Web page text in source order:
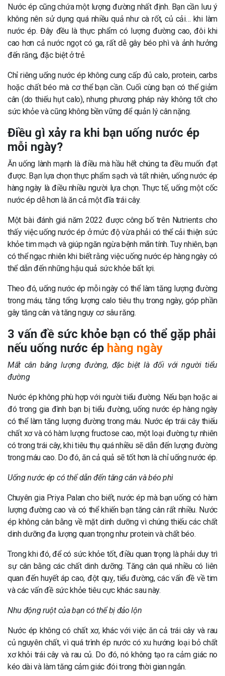
Nước ép cũng chứa một lượng đường nhất định. Bạn cần lưu ý
không nên sử dụng quá nhiều quả như cà rốt, củ cải… khi làm
nước ép. Đây đều là thực phẩm có lượng đường cao, đôi khi
cao hơn cả nước ngọt có ga, rất dễ gây béo phì và ảnh hưởng
đến răng, đặc biệt ở trẻ.
Chỉ riêng uống nước ép không cung cấp đủ calo, protein, carbs
hoặc chất béo mà cơ thể bạn cần. Cuối cùng bạn có thể giảm
cân (do thiếu hụt calo), nhưng phương pháp này không tốt cho
sức khỏe và cũng không bền vững để quản lý cân nặng.
Điều gì xảy ra khi bạn uống nước ép
mỗi ngày?
Ăn uống lành mạnh là điều mà hầu hết chúng ta đều muốn đạt
được. Bạn lựa chọn thực phẩm sạch và tất nhiên, uống nước ép
hàng ngày là điều nhiều người lựa chọn. Thực tế, uống một cốc
nước ép dễ hơn là ăn cả một đĩa trái cây.
Một bài đánh giá năm 2022 được công bố trên Nutrients cho
thấy việc uống nước ép ở mức độ vừa phải có thể cải thiện sức
khỏe tim mạch và giúp ngăn ngừa bệnh mãn tính. Tuy nhiên, bạn
có thể ngạc nhiên khi biết rằng việc uống nước ép hàng ngày có
thể dẫn đến những hậu quả sức khỏe bất lợi.
Theo đó, uống nước ép mỗi ngày có thể làm tăng lượng đường
trong máu, tăng tổng lượng calo tiêu thụ trong ngày, góp phần
gây tăng cân và tăng nguy cơ sâu răng.
3 vấn đề sức khỏe bạn có thể gặp phải
nếu uống nước ép hàng ngày
Mất cân bằng lượng đường, đặc biệt là đối với người tiểu
đường
Nước ép không phù hợp với người tiểu đường. Nếu bạn hoặc ai
đó trong gia đình bạn bị tiểu đường, uống nước ép hàng ngày
có thể làm tăng lượng đường trong máu. Nước ép trái cây thiếu
chất xơ và có hàm lượng fructose cao, một loại đường tự nhiên
có trong trái cây, khi tiêu thụ quá nhiều sẽ dẫn đến lượng đường
trong máu cao. Do đó, ăn cả quả sẽ tốt hơn là chỉ uống nước ép.
Uống nước ép có thể dẫn đến tăng cân và béo phì
Chuyên gia Priya Palan cho biết, nước ép mà bạn uống có hàm
lượng đường cao và có thể khiến bạn tăng cân rất nhiều. Nước
ép không cân bằng về mặt dinh dưỡng vì chúng thiếu các chất
dinh dưỡng đa lượng quan trọng như protein và chất béo.
Trong khi đó, để có sức khỏe tốt, điều quan trọng là phải duy trì
sự cân bằng các chất dinh dưỡng. Tăng cân quá nhiều có liên
quan đến huyết áp cao, đột quỵ, tiểu đường, các vấn đề về tim
và các vấn đề sức khỏe tiêu cực khác sau này.
Nhu động ruột của bạn có thể bị đảo lộn
Nước ép không có chất xơ, khác với việc ăn cả trái cây và rau
củ nguyên chất, vì quá trình ép nước có xu hướng loại bỏ chất
xơ khỏi trái cây và rau củ. Do đó, nó không tạo ra cảm giác no
kéo dài và làm tăng cảm giác đói trong thời gian ngắn.